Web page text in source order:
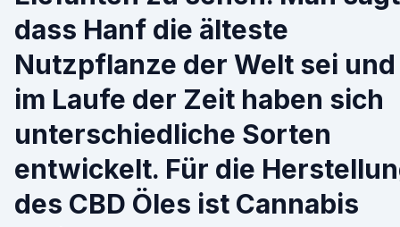
dass Hanf die älteste
Nutzpflanze der Welt sei und
im Laufe der Zeit haben sich
unterschiedliche Sorten
entwickelt. Für die
des CBD Öles ist Cannabis